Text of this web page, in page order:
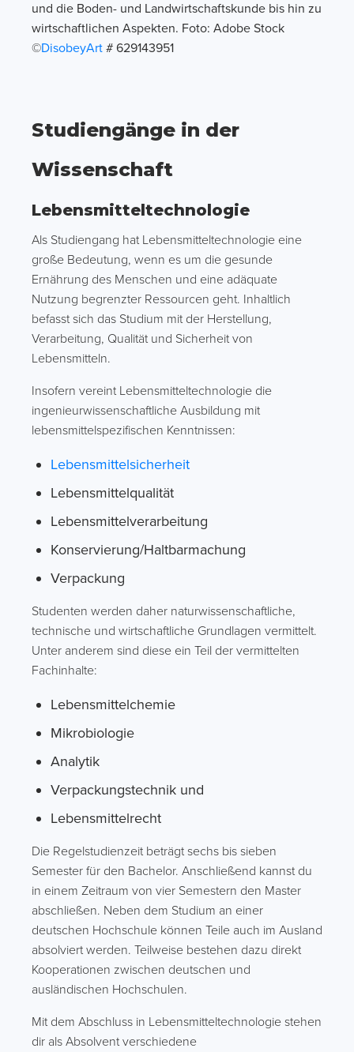
und die Boden- und Landwirtschaftskunde bis hin zu
wirtschaftlichen Aspekten. Foto: Adobe Stock
©DisobeyArt # 629143951
Studiengänge in der
Wissenschaft
Lebensmitteltechnologie
Als Studiengang hat Lebensmitteltechnologie eine
große Bedeutung, wenn es um die gesunde
Ernährung des Menschen und eine adäquate
Nutzung begrenzter Ressourcen geht. Inhaltlich
befasst sich das Studium mit der Herstellung,
Verarbeitung, Qualität und Sicherheit von
Lebensmitteln.
Insofern vereint Lebensmitteltechnologie die
ingenieurwissenschaftliche Ausbildung mit
lebensmittelspezifischen Kenntnissen:
Lebensmittelsicherheit
Lebensmittelqualität
Lebensmittelverarbeitung
Konservierung/Haltbarmachung
Verpackung
Studenten werden daher naturwissenschaftliche,
technische und wirtschaftliche Grundlagen vermittelt.
Unter anderem sind diese ein Teil der vermittelten
Fachinhalte:
Lebensmittelchemie
Mikrobiologie
Analytik
Verpackungstechnik und
Lebensmittelrecht
Die Regelstudienzeit beträgt sechs bis sieben
Semester für den Bachelor. Anschließend kannst du
in einem Zeitraum von vier Semestern den Master
abschließen. Neben dem Studium an einer
deutschen Hochschule können Teile auch im Ausland
absolviert werden. Teilweise bestehen dazu direkt
Kooperationen zwischen deutschen und
ausländischen Hochschulen.
Mit dem Abschluss in Lebensmitteltechnologie stehen
dir als Absolvent verschiedene